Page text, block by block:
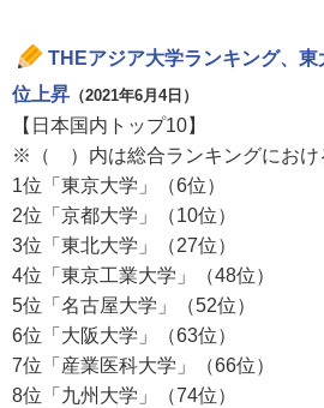
THEアジア大学ランキング、
位上昇 （2021年6月4日）
【日本国内トップ10】
※（ ）内は総合ランキングにおけ
1位「東京大学」（6位）
2位「京都大学」（10位）
3位「東北大学」（27位）
4位「東京工業大学」（48位）
5位「名古屋大学」（52位）
6位「大阪大学」（63位）
7位「産業医科大学」（66位）
8位「九州大学」（74位）